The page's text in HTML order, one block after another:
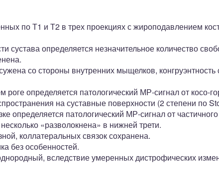
по Т1 и Т2 в трех проекциях с жироподавлением
сустава определяется незначительное количество
со стороны внутренних мыщелков, конгруэнтность
определяется патологический МР-сигнал от косо-
на суставные поверхности (2 степени по
определяется патологический МР-сигнал от
«разволокнена» в нижней трети.
коллатеральных связок сохранена.
без особенностей.
вследствие умеренных дистрофических